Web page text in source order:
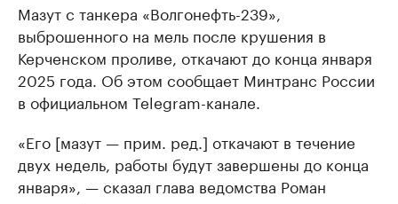
Мазут с танкера «Волгонефть-239»,
выброшенного на мель после крушения в
Керченском проливе, откачают до конца января
2025 года. Об этом сообщает Минтранс России
в официальном Telegram-канале.
«Его [мазут — прим. ред.] откачают в течение
двух недель, работы будут завершены до конца
января», — сказал глава ведомства Роман